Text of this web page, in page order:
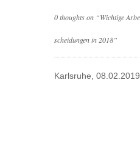
0 thoughts on “Wichtige
scheidungen in 2018”
Karlsruhe, 08.02.2019